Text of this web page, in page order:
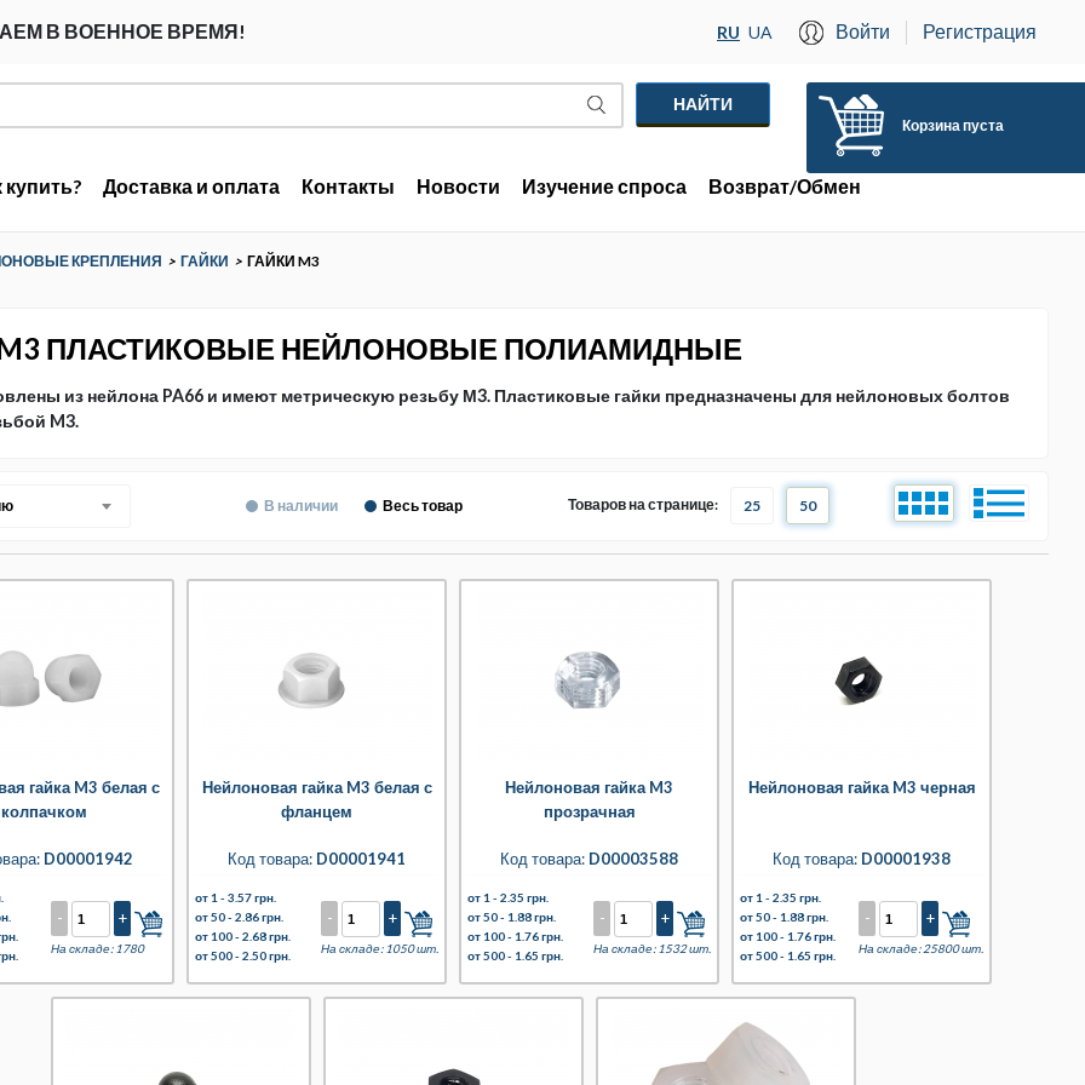
В ВОЕННОЕ ВРЕМЯ! RU UA Войти Регистрация
Корзина пуста
купить? Доставка и оплата Контакты Новости Изучение спроса Возврат/Обмен
КРЕПЛЕНИЯ > ГАЙКИ > ГАЙКИ M3
ПЛАСТИКОВЫЕ НЕЙЛОНОВЫЕ ПОЛИАМИДНЫЕ
из нейлона PA66 и имеют метрическую резьбу М3. Пластиковые гайки предназначены для нейлоновых болтов
M3.
В наличии Весь товар Товаров на странице: 25 50
гайка M3 белая с
колпачком
D00001942
- +
На складе: 1780
Нейлоновая гайка M3 белая с
фланцем
Код товара: D00001941
от 1 - 3.57 грн.
от 50 - 2.86 грн.
от 100 - 2.68 грн.
от 500 - 2.50 грн.
- +
На складе: 1050 шт.
Нейлоновая гайка M3
прозрачная
Код товара: D00003588
от 1 - 2.35 грн.
от 50 - 1.88 грн.
от 100 - 1.76 грн.
от 500 - 1.65 грн.
- +
На складе: 1532 шт.
Нейлоновая гайка M3 черная
Код товара: D00001938
от 1 - 2.35 грн.
от 50 - 1.88 грн.
от 100 - 1.76 грн.
от 500 - 1.65 грн.
- +
На складе: 25800 шт.